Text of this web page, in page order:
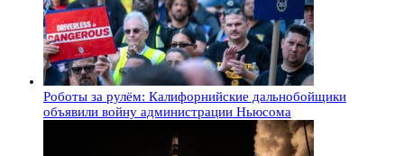
Роботы за рулём: Калифорнийские дальнобойщики
объявили войну администрации Ньюсома